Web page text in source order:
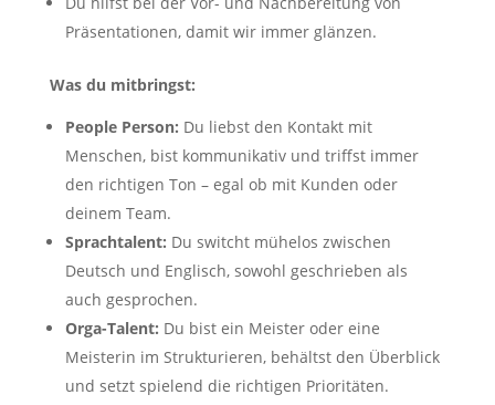
Präsentationen, damit wir immer glänzen.
Was du mitbringst:
People Person: Du liebst den Kontakt mit
Menschen, bist kommunikativ und triffst immer
den richtigen Ton – egal ob mit Kunden oder
deinem Team.
Sprachtalent: Du switcht mühelos zwischen
Deutsch und Englisch, sowohl geschrieben als
auch gesprochen.
Orga-Talent: Du bist ein Meister oder eine
Meisterin im Strukturieren, behältst den Überblick
und setzt spielend die richtigen Prioritäten.